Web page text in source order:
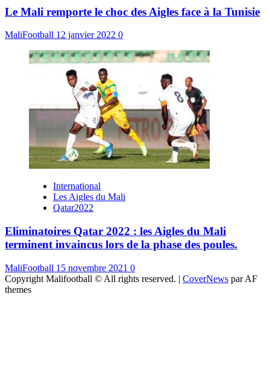
Le Mali remporte le choc des Aigles face à la Tunisie
MaliFootball 12 janvier 2022 0
International
Les Aigles du Mali
Qatar2022
Eliminatoires Qatar 2022 : les Aigles du Mali
terminent invaincus lors de la phase des poules.
MaliFootball 15 novembre 2021 0
Copyright Malifootball © All rights reserved. | CoverNews par AF
themes